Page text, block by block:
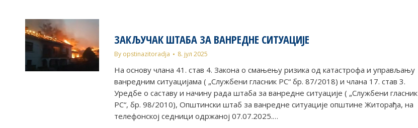
ЗАКЉУЧАК ШТАБА ЗА ВАНРЕДНЕ СИТУАЦИЈЕ
By opstinazitoradja 8. јул 2025
На основу члана 41. став 4. Закона о смањењу ризика од катастрофа и управљању
ванредним ситуацијама ( „Службени гласник РС“ бр. 87/2018) и члана 17. став 3.
Уредбе о саставу и начину рада штаба за ванредне ситуације ( „Службени гласник
РС“, бр. 98/2010), Општински штаб за ванредне ситуације општине Житорађа, на
телефонској седници одржаној 07.07.2025.…